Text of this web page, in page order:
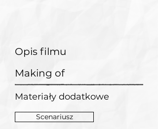
Opis filmu
Making of
Materiały dodatkowe
Scenariusz